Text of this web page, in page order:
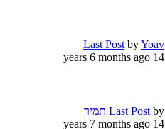
Last Post byYoav
14 years 6 months ago
Last Post by
תמיר
14 years 7 months ago